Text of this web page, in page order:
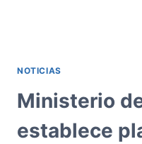
MÁS
DE
3.000
VACANTES
NOTICIAS
Ministerio
establece